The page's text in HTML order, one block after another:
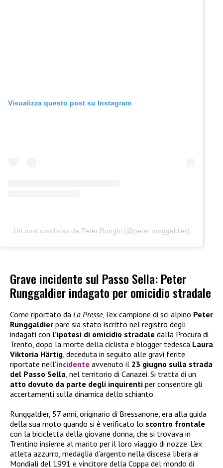
Visualizza questo post su Instagram
Un post condiviso da Peter.Runghi (@peter.runggaldier)
Grave incidente sul Passo Sella: Peter
Runggaldier indagato per omicidio stradale
Come riportato da La Presse, l’ex campione di sci alpino Peter
Runggaldier pare sia stato iscritto nel registro degli
indagati con l’ipotesi di omicidio stradale dalla Procura di
Trento, dopo la morte della ciclista e blogger tedesca Laura
Viktoria Härtig, deceduta in seguito alle gravi ferite
riportate nell’incidente avvenuto il 23 giugno sulla strada
del Passo Sella, nel territorio di Canazei. Si tratta di un
atto dovuto da parte degli inquirenti per consentire gli
accertamenti sulla dinamica dello schianto.
Runggaldier, 57 anni, originario di Bressanone, era alla guida
della sua moto quando si è verificato lo scontro frontale
con la bicicletta della giovane donna, che si trovava in
Trentino insieme al marito per il loro viaggio di nozze. L’ex
atleta azzurro, medaglia d’argento nella discesa libera ai
Mondiali del 1991 e vincitore della Coppa del mondo di